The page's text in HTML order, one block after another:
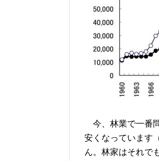
今、林業で一番
安くなっています
ん。林家はそれで